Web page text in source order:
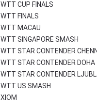
WTT CUP FINALS
WTT FINALS
WTT MACAU
WTT SINGAPORE SMASH
WTT STAR CONTENDER
WTT STAR CONTENDER DOHA
WTT STAR CONTENDER
WTT US SMASH
XIOM